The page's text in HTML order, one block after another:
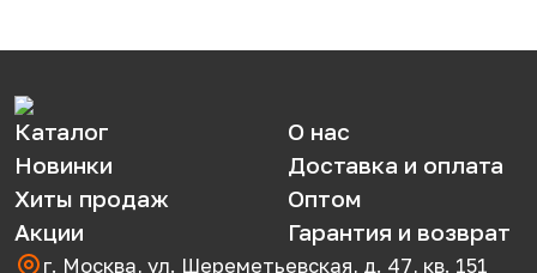
Каталог
Новинки
Хиты продаж
Акции
О нас
Доставка и оплата
Оптом
Гарантия и возврат
г. Москва, ул. Шереметьевская, д. 47, кв. 151